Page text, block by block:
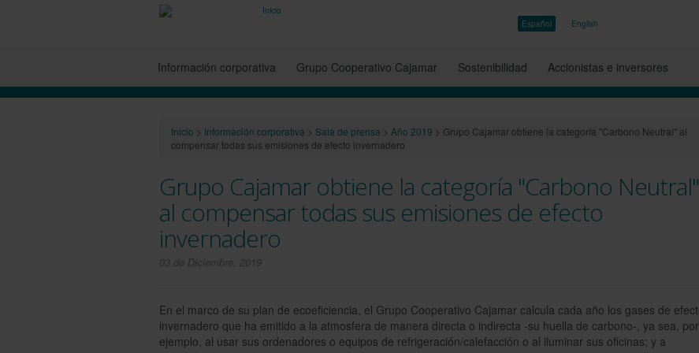
Español English
Información corporativa Grupo Cooperativo Cajamar Sostenibilidad Accionistas e inversores
Inicio > Información corporativa > Sala de prensa > Año 2019 > Grupo Cajamar obtiene la categoría "Carbono Neutral" al
compensar todas sus emisiones de efecto invernadero
Grupo Cajamar obtiene la categoría "Carbono Neutral"
al compensar todas sus emisiones de efecto
invernadero
03 de Diciembre, 2019
En el marco de su plan de ecoeficiencia, el Grupo Cooperativo Cajamar calcula cada año los gases de
invernadero que ha emitido a la atmosfera de manera directa o indirecta -su huella de carbono-, ya sea, por
ejemplo, al usar sus ordenadores o equipos de refrigeración/calefacción o al iluminar sus oficinas; y a